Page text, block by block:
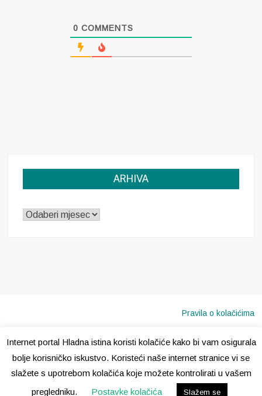
0 COMMENTS
ARHIVA
ARHIVA
Pravila o kolačićima
Internet portal Hladna istina koristi kolačiće kako bi vam osigurala
bolje korisničko iskustvo. Koristeći naše internet stranice vi se
slažete s upotrebom kolačića koje možete kontrolirati u vašem
pregledniku.
Postavke kolačića Slažem se
Copyright © 2020 · Sva prava pridržana · Hladna Istina